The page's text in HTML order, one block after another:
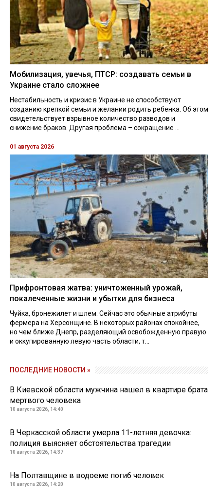
Мобилизация, увечья, ПТСР: создавать семьи в
Украине стало сложнее
Нестабильность и кризис в Украине не способствуют
созданию крепкой семьи и желании родить ребенка. Об этом
свидетельствует взрывное количество разводов и
снижение браков. Другая проблема – сокращение ...
01 августа 2026
Прифронтовая жатва: уничтоженный урожай,
покалеченные жизни и убытки для бизнеса
Чуйка, бронежилет и шлем. Сейчас это обычные атрибуты
фермера на Херсонщине. В некоторых районах спокойнее,
но чем ближе Днепр, разделяющий освобожденную правую
и оккупированную левую часть области, т...
ПОСЛЕДНИЕ НОВОСТИ »
В Киевской области мужчина нашел в квартире брата
мертвого человека
10 августа 2026, 14:40
В Черкасской области умерла 11-летняя девочка:
полиция выясняет обстоятельства трагедии
10 августа 2026, 14:37
На Полтавщине в водоеме погиб человек
10 августа 2026, 14:20